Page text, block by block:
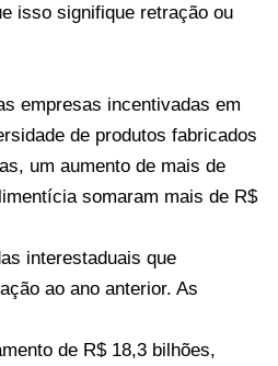
isso signifique retração ou
empresas incentivadas em
de produtos fabricados
um aumento de mais de
somaram mais de R$
interestaduais que
ao ano anterior. As
de R$ 18,3 bilhões,